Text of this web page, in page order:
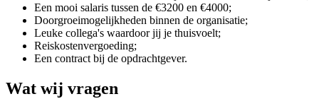
Een mooi salaris tussen de €3200 en €4000;
Doorgroeimogelijkheden binnen de organisatie;
Leuke collega's waardoor jij je thuisvoelt;
Reiskostenvergoeding;
Een contract bij de opdrachtgever.
Wat wij vragen